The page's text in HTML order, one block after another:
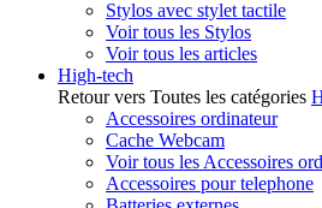
Stylos avec stylet tactile
Voir tous les Stylos
Voir tous les articles
High-tech
Retour vers Toutes les catégories
Accessoires ordinateur
Cache Webcam
Voir tous les Accessoires
Accessoires pour telephone